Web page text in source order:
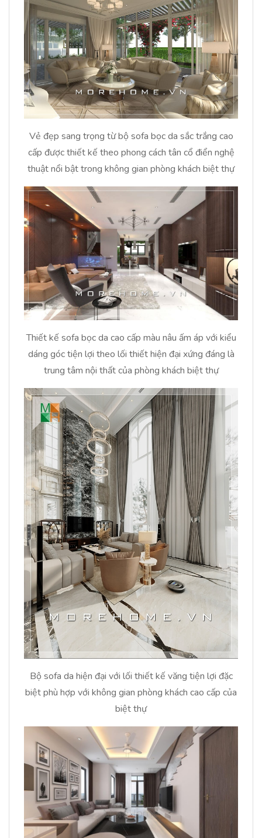
Vẻ đẹp sang trọng từ bộ sofa bọc da sắc trắng cao
cấp được thiết kế theo phong cách tân cổ điển nghệ
thuật nổi bật trong không gian phòng khách biệt thự
Thiết kế sofa bọc da cao cấp màu nâu ấm áp với kiểu
dáng góc tiện lợi theo lối thiết hiện đại xứng đáng là
trung tâm nội thất của phòng khách biệt thự
Bộ sofa da hiện đại với lối thiết kế văng tiện lợi đặc
biệt phù hợp với không gian phòng khách cao cấp của
biệt thự